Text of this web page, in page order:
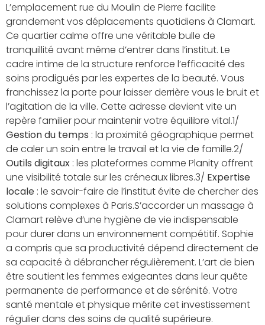
L’emplacement rue du Moulin de Pierre facilite
grandement vos déplacements quotidiens à Clamart.
Ce quartier calme offre une véritable bulle de
tranquillité avant même d’entrer dans l’institut. Le
cadre intime de la structure renforce l’efficacité des
soins prodigués par les expertes de la beauté. Vous
franchissez la porte pour laisser derrière vous le bruit et
l’agitation de la ville. Cette adresse devient vite un
repère familier pour maintenir votre équilibre vital.1/
Gestion du temps : la proximité géographique permet
de caler un soin entre le travail et la vie de famille.2/
Outils digitaux : les plateformes comme Planity offrent
une visibilité totale sur les créneaux libres.3/ Expertise
locale : le savoir-faire de l’institut évite de chercher des
solutions complexes à Paris.S’accorder un massage à
Clamart relève d’une hygiène de vie indispensable
pour durer dans un environnement compétitif. Sophie
a compris que sa productivité dépend directement de
sa capacité à débrancher régulièrement. L’art de bien
être soutient les femmes exigeantes dans leur quête
permanente de performance et de sérénité. Votre
santé mentale et physique mérite cet investissement
régulier dans des soins de qualité supérieure.